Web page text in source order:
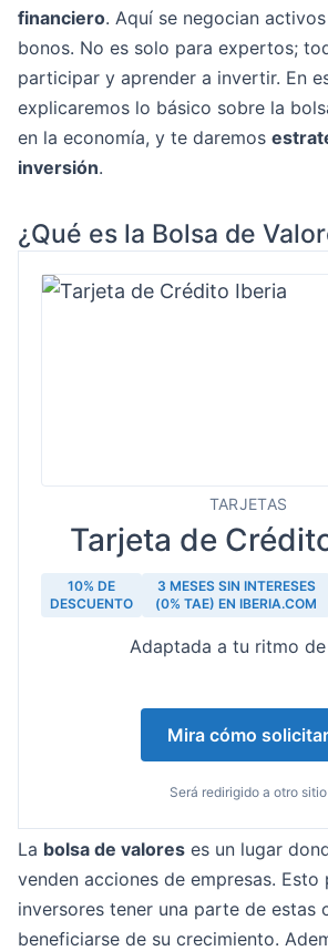
financiero. Aquí se negocian
bonos. No es solo para expertos;
participar y aprender a invertir. En
explicaremos lo básico sobre la
en la economía, y te daremos
inversión.
¿Qué es la Bolsa de
TARJETAS
Tarjeta de
10% DE
DESCUENTO
3 MESES SIN INTERESES
(0% TAE) EN IBERIA.COM
Adaptada a tu ritmo
Mira cómo solicitar
Será redirigido a otro sitio
La bolsa de valores es un lugar
venden acciones de empresas. Esto
inversores tener una parte de estas
beneficiarse de su crecimiento.